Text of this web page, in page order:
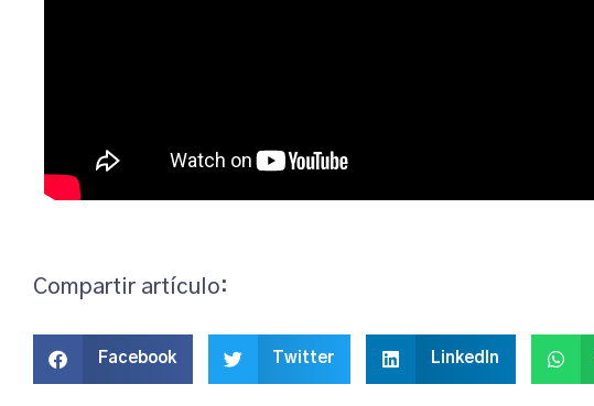
Compartir artículo:
Facebook Twitter LinkedIn